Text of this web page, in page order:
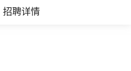
招聘详情